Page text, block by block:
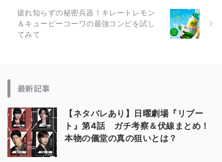
疲れ知らずの秘密兵器！キレートレモン
＆キューピーコーワの最強コンビを試し
てみて
最新記事
【ネタバレあり】日曜劇場『リブー
ト』第4話 ガチ考察＆伏線まとめ！
本物の儀堂の真の狙いとは？